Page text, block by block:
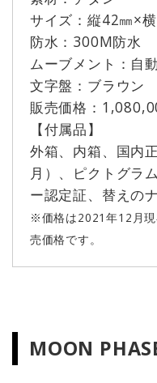
サイズ：縦42㎜×
防水：300M防水
ムーブメント：自
文字盤：ブラウン
販売価格：
【付属品】
外箱、内箱、国内
月）、ピクトグラ
ー認定証、替えの
※価格は2021年12月
売価格です。
MOON